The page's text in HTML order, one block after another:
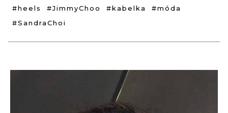
#heels #JimmyChoo #kabelka
#móda
#SandraChoi